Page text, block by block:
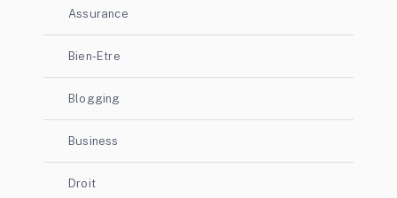
Assurance
Bien-Etre
Blogging
Business
Droit